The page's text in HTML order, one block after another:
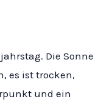
Die Sonne
es ist trocken,
und ein